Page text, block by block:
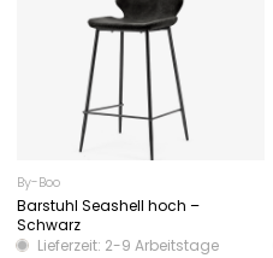
By-Boo
Barstuhl Seashell hoch –
Schwarz
Lieferzeit: 2-9 Arbeitstage